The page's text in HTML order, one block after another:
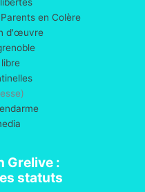
en Colère
d'œuvre
Grelive :
statuts